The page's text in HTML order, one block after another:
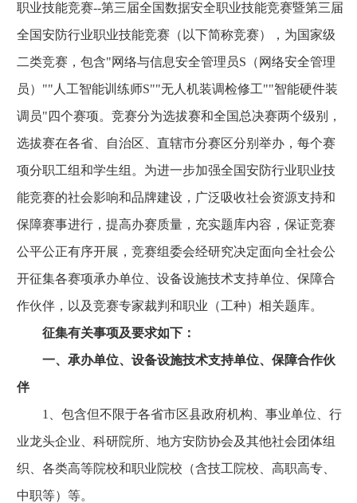
职业技能竞赛--第三届全国数据安全职业技能竞赛暨第三届
全国安防行业职业技能竞赛（以下简称竞赛），为国家级
二类竞赛，包含"网络与信息安全管理员S（网络安全管理
员）""人工智能训练师S""无人机装调检修工""智能硬件装
调员"四个赛项。竞赛分为选拔赛和全国总决赛两个级别，
选拔赛在各省、自治区、直辖市分赛区分别举办，每个赛
项分职工组和学生组。为进一步加强全国安防行业职业技
能竞赛的社会影响和品牌建设，广泛吸收社会资源支持和
保障赛事进行，提高办赛质量，充实题库内容，保证竞赛
公平公正有序开展，竞赛组委会经研究决定面向全社会公
开征集各赛项承办单位、设备设施技术支持单位、保障合
作伙伴，以及竞赛专家裁判和职业（工种）相关题库。
征集有关事项及要求如下：
一、承办单位、设备设施技术支持单位、保障合作伙
伴
1、包含但不限于各省市区县政府机构、事业单位、行
业龙头企业、科研院所、地方安防协会及其他社会团体组
织、各类高等院校和职业院校（含技工院校、高职高专、
中职等）等。